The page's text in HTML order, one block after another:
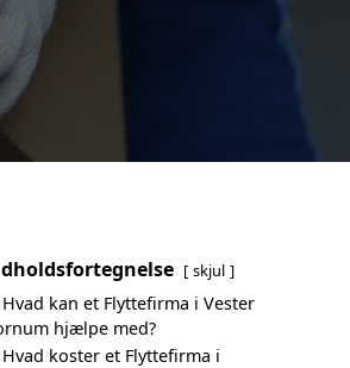
skjul
Hvad kan et Flyttefirma i Vester
hjælpe med?
Hvad koster et Flyttefirma i